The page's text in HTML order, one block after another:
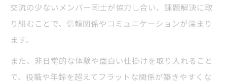
交流の少ないメンバー同士が協力し合い、課題解決に取
り組むことで、信頼関係やコミュニケーションが深まり
ます。
また、非日常的な体験や面白い仕掛けを取り入れること
で、役職や年齢を超えてフラットな関係が築きやすくな